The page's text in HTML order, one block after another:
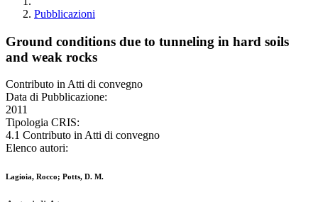
Pubblicazioni
Ground conditions due to tunneling in hard soils
and weak rocks
Contributo in Atti di convegno
Data di Pubblicazione:
2011
Tipologia CRIS:
4.1 Contributo in Atti di convegno
Elenco autori:
Lagioia, Rocco; Potts, D. M.